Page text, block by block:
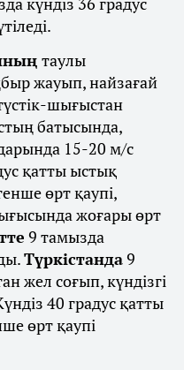
таулы
жауып, найзағай
шығыстан
батысында,
15-20 м/с
қатты ыстық
өрт қаупі,
жоғары өрт
9 тамызда
Түркістанда9
жел соғып, күндізгі
40 градус қатты
өрт қаупі